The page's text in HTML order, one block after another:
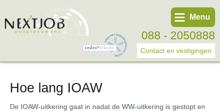
088 - 2050888
Contact en vestigingen
Menu
Werknemer
Werkgever
Hoe lang IOAW
De IOAW-uitkering gaat in nadat de WW-uitkering is gestopt en